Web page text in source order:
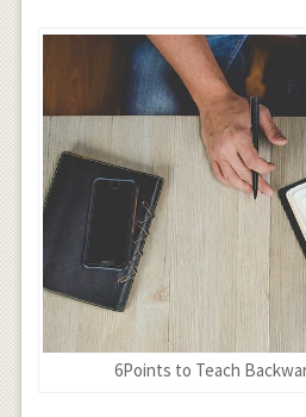
6Points to Teach